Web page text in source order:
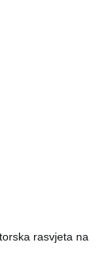
rasvjeta na